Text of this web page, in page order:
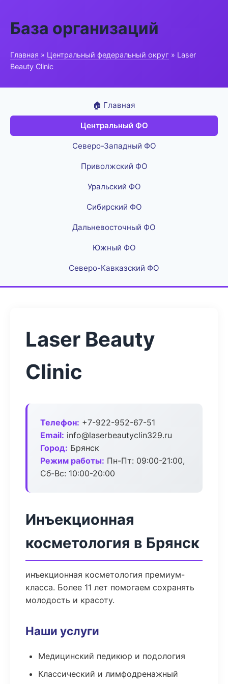
База организаций
Главная » Центральный федеральный округ » Laser
Beauty Clinic
🏠 Главная
Центральный ФО
Северо-Западный ФО
Приволжский ФО
Уральский ФО
Сибирский ФО
Дальневосточный ФО
Южный ФО
Северо-Кавказский ФО
Laser Beauty
Clinic
Телефон: +7-922-952-67-51
Email: info@laserbeautyclin329.ru
Город: Брянск
Режим работы: Пн-Пт: 09:00-21:00,
Сб-Вс: 10:00-20:00
Инъекционная
косметология в Брянск
инъекционная косметология премиум-
класса. Более 11 лет помогаем сохранять
молодость и красоту.
Наши услуги
Медицинский педикюр и подология
Классический и лимфодренажный